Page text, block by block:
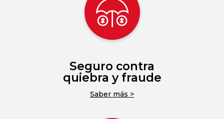
Seguro contra
quiebra y fraude
Saber más >